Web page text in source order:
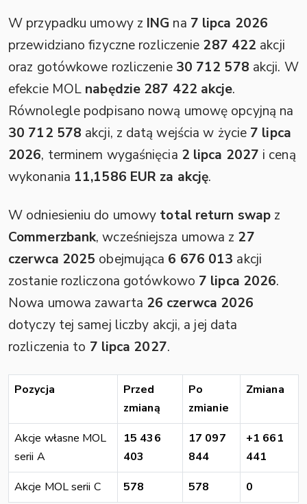
W przypadku umowy z ING na 7 lipca 2026
przewidziano fizyczne rozliczenie 287 422 akcji
oraz gotówkowe rozliczenie 30 712 578 akcji. W
efekcie MOL nabędzie 287 422 akcje.
Równolegle podpisano nową umowę opcyjną na
30 712 578 akcji, z datą wejścia w życie 7 lipca
2026, terminem wygaśnięcia 2 lipca 2027 i ceną
wykonania 11,1586 EUR za akcję.
W odniesieniu do umowy total return swap z
Commerzbank, wcześniejsza umowa z 27
czerwca 2025 obejmująca 6 676 013 akcji
zostanie rozliczona gotówkowo 7 lipca 2026.
Nowa umowa zawarta 26 czerwca 2026
dotyczy tej samej liczby akcji, a jej data
rozliczenia to 7 lipca 2027.
Pozycja
Przed
zmianą
Po
zmianie
Zmiana
Akcje własne MOL
serii A
15 436
403
17 097
844
+1 661
441
Akcje MOL serii C
578 578 0